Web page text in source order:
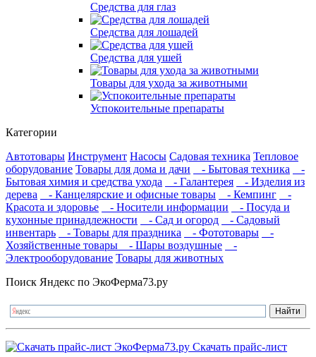
Средства для глаз
Средства для лошадей
Средства для ушей
Товары для ухода за животными
Успокоительные препараты
Категории
Автотовары Инструмент Насосы Садовая техника Тепловое
оборудование Товары для дома и дачи - Бытовая техника
-
Бытовая химия и средства ухода
- Галантерея
- Изделия из
дерева
- Канцелярские и офисные товары - Кемпинг
-
Красота и здоровье
- Носители информации
- Посуда и
кухонные принадлежности
- Сад и огород
- Садовый
инвентарь
- Товары для праздника - Фототовары
-
Хозяйственные товары
- Шары воздушные
-
Электрооборудование Товары для животных
Поиск Яндекс по ЭкоФерма73.ру
Скачать прайс-лист